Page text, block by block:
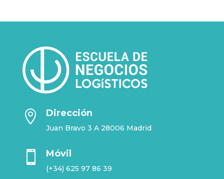
 Dirección
Juan Bravo 3 A 28006 Madrid
 Móvil
(+34) 625 97 86 39